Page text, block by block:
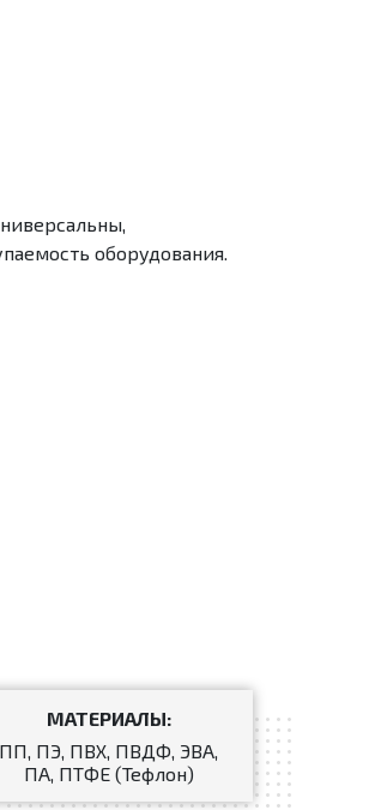
оборудования.
МАТЕРИАЛЫ:
ПП, ПЭ, ПВХ, ПВДФ, ЭВА,
ПА, ПТФЕ (Тефлон)